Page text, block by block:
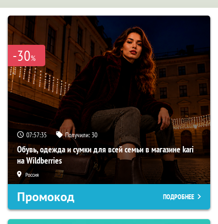
-30%
07:57:34 Получили: 30
Обувь, одежда и сумки для всей семьи в магазине kari
на Wildberries
Россия
Промокод ПОДРОБНЕЕ